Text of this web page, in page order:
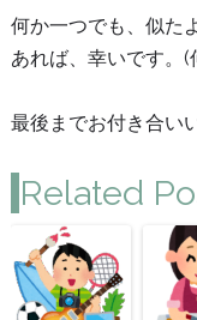
何か一つでも、似た
あれば、幸いです。
最後までお付き合い
Related